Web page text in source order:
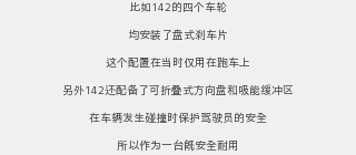
比如142的四个车轮
均安装了盘式刹车片
这个配置在当时仅用在跑车上
另外142还配备了可折叠式方向盘和吸能缓冲区
在车辆发生碰撞时保护驾驶员的安全
所以作为一台既安全耐用